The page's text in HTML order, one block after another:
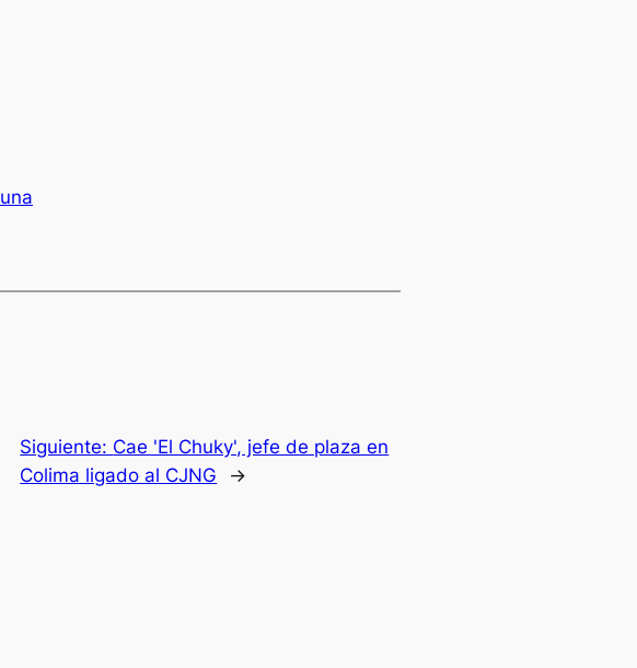
una
Siguiente: Cae 'El Chuky', jefe de plaza en
Colima ligado al CJNG
→